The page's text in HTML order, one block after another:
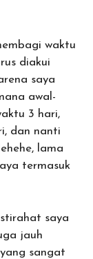
waktu
diakui
saya
awal-
3 hari,
dan nanti
lama
termasuk
saya
jauh
sangat